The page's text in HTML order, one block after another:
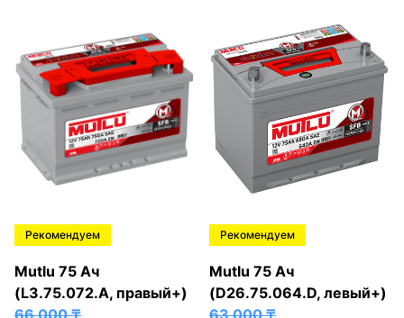
Рекомендуем
Mutlu 75 Ач
(L3.75.072.A, правый+)
66 000₸
Рекомендуем
Mutlu 75 Ач
(D26.75.064.D, левый+)
63 000₸